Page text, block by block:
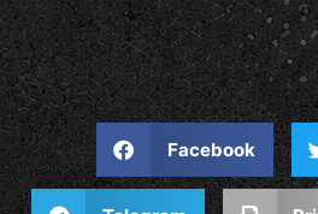
Facebook